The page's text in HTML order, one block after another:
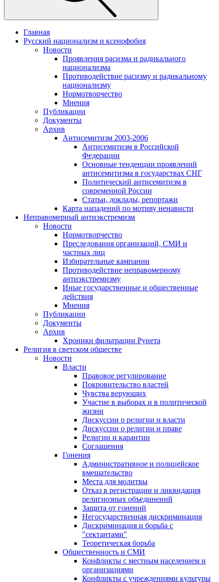
Главная
Русский национализм и ксенофобия
Новости
Проявления расизма и радикального
национализма
Противодействие расизму и радикальному
национализму
Нормотворчество
Мнения
Публикации
Документы
Архив
Антисемитизм 2003-2006
Антисемитизм в Российской
Федерации
Основные тенденции проявлений
антисемитизма в государствах СНГ
Политический антисемитизм в
современной России
Статьи, доклады, репортажи
Карта нападений по мотиву ненависти
Неправомерный антиэкстремизм
Новости
Нормотворчество
Преследования организаций, СМИ и
частных лиц
Избирательные кампании
Противодействие неправомерному
антиэкстремизму
Иные государственные и общественные
действия
Мнения
Публикации
Документы
Архив
Хроники фильтрации Рунета
Религия в светском обществе
Новости
Власти
Правовое регулирование
Покровительство властей
Чувства верующих
Участие в выборах и в политической
жизни
Дискуссии о религии и власти
Дискуссии о религии и праве
Религии и карантин
Соглашения
Гонения
Административное и полицейское
вмешательство
Места для молитвы
Отказ в регистрации и ликвидация
религиозных объединений
Защита от гонений
Негосударственная дискриминация
Дискриминация и борьба с
"сектантами"
Теоретическая борьба
Общественность и СМИ
Конфликты с местным населением и
организациями
Конфликты с учреждениями культуры